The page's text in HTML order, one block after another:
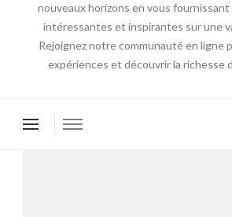
nouveaux horizons en vous
intéressantes et inspirantes sur une
Rejoignez notre communauté en ligne
expériences et découvrir la richesse